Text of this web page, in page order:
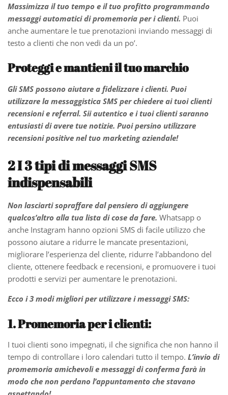
Massimizza il tuo tempo e il tuo profitto programmando
messaggi automatici di promemoria per i clienti. Puoi
anche aumentare le tue prenotazioni inviando messaggi di
testo a clienti che non vedi da un po’.
Proteggi e mantieni il tuo marchio
Gli SMS possono aiutare a fidelizzare i clienti. Puoi
utilizzare la messaggistica SMS per chiedere ai tuoi clienti
recensioni e referral. Sii autentico e i tuoi clienti saranno
entusiasti di avere tue notizie. Puoi persino utilizzare
recensioni positive nel tuo marketing aziendale!
2I 3 tipi di messaggi SMS
indispensabili
Non lasciarti sopraffare dal pensiero di aggiungere
qualcos’altro alla tua lista di cose da fare. Whatsapp o
anche Instagram hanno opzioni SMS di facile utilizzo che
possono aiutare a ridurre le mancate presentazioni,
migliorare l’esperienza del cliente, ridurre l’abbandono del
cliente, ottenere feedback e recensioni, e promuovere i tuoi
prodotti e servizi per aumentare le prenotazioni.
Ecco i 3 modi migliori per utilizzare i messaggi SMS:
1. Promemoria per i clienti:
I tuoi clienti sono impegnati, il che significa che non hanno il
tempo di controllare i loro calendari tutto il tempo. L’invio di
promemoria amichevoli e messaggi di conferma farà in
modo che non perdano l’appuntamento che stavano